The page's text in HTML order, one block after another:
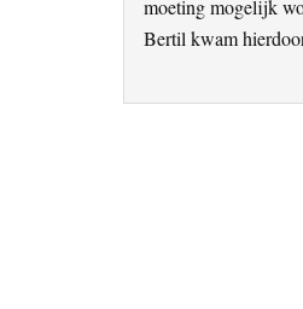
moeting mogelijk
Bertil kwam